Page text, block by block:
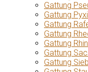
Gattung
Gattung
Gattung
Gattung
Gattung
Gattung
Gattung